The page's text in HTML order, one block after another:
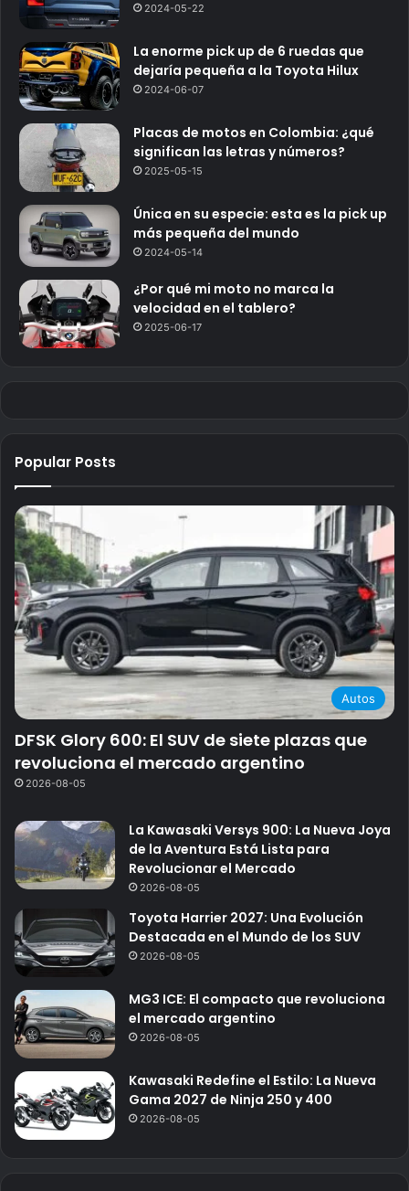
2024-05-22
La enorme pick up de 6 ruedas que
dejaría pequeña a la Toyota Hilux
2024-06-07
Placas de motos en Colombia: ¿qué
significan las letras y números?
2025-05-15
Única en su especie: esta es la pick up
más pequeña del mundo
2024-05-14
¿Por qué mi moto no marca la
velocidad en el tablero?
2025-06-17
Popular Posts
Autos
DFSK Glory 600: El SUV de siete plazas que
revoluciona el mercado argentino
2026-08-05
La Kawasaki Versys 900: La Nueva Joya
de la Aventura Está Lista para
Revolucionar el Mercado
2026-08-05
Toyota Harrier 2027: Una Evolución
Destacada en el Mundo de los SUV
2026-08-05
MG3 ICE: El compacto que revoluciona
el mercado argentino
2026-08-05
Kawasaki Redefine el Estilo: La Nueva
Gama 2027 de Ninja 250 y 400
2026-08-05